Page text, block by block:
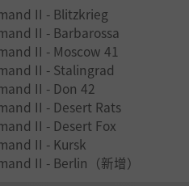
II - Blitzkrieg
II - Barbarossa
II - Moscow 41
II - Stalingrad
II - Don 42
II - Desert Rats
II - Desert Fox
II - Kursk
II - Berlin（新增）